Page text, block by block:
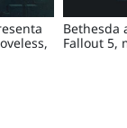
Bethesda
Fallout 5,